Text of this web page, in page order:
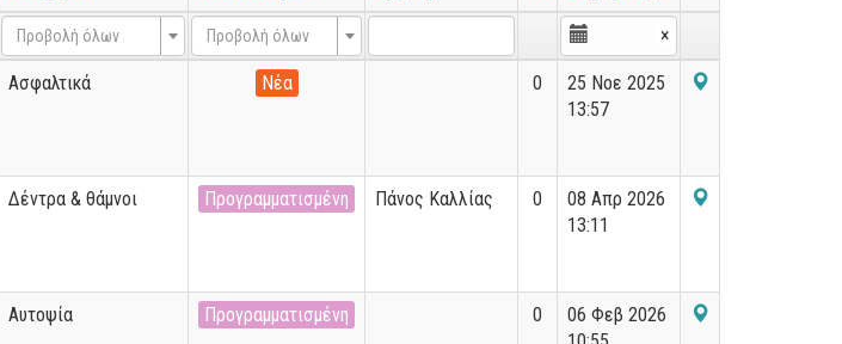
Προβολή όλων Προβολή όλων ×
Ασφαλτικά Νέα 0
25 Νοε 2025
13:57
Δέντρα & θάμνοι Προγραμματισμένη Πάνος Καλλίας 0
08 Απρ 2026
13:11
Αυτοψία Προγραμματισμένη 0
06 Φεβ 2026